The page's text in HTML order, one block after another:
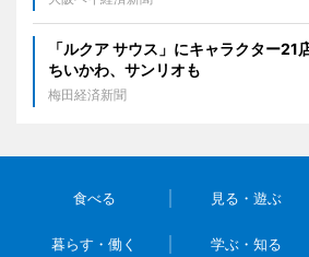
「ルクア サウス」にキャラクター
ちいかわ、サンリオも
梅田経済新聞
食べる 見る・遊ぶ
暮らす・働く 学ぶ・知る